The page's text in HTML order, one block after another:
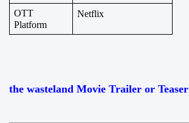
OTT
Platform
Netflix
the wasteland Movie Trailer or Teaser